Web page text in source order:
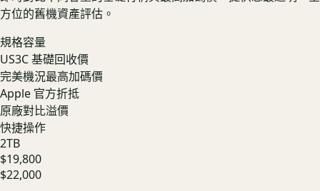
方位的舊機資產評估。
規格容量
US3C 基礎回收價
完美機況最高加碼價
Apple 官方折抵
原廠對比溢價
快捷操作
2TB
$19,800
$22,000